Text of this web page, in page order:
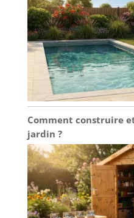
Comment construire
jardin ?